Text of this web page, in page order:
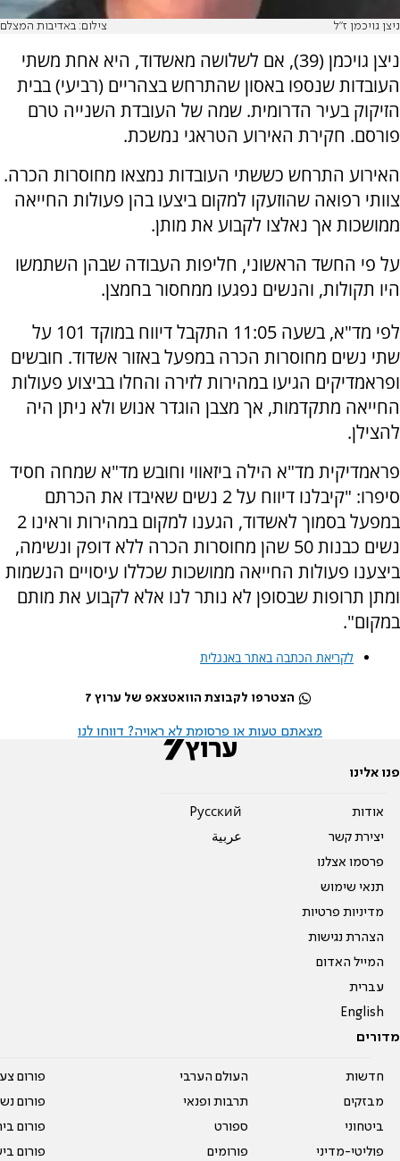
ניצן גויכמן ז"ל צילום: באדיבות המצלם
ניצן גויכמן (39), אם לשלושה מאשדוד, היא אחת משתי
העובדות שנספו באסון שהתרחש בצהריים (רביעי) בבית
הזיקוק בעיר הדרומית. שמה של העובדת השנייה טרם
פורסם. חקירת האירוע הטראגי נמשכת.
האירוע התרחש כששתי העובדות נמצאו מחוסרות הכרה.
צוותי רפואה שהוזעקו למקום ביצעו בהן פעולות החייאה
ממושכות אך נאלצו לקבוע את מותן.
על פי החשד הראשוני, חליפות העבודה שבהן השתמשו
היו תקולות, והנשים נפגעו ממחסור בחמצן.
לפי מד"א, בשעה 11:05 התקבל דיווח במוקד 101 על
שתי נשים מחוסרות הכרה במפעל באזור אשדוד. חובשים
ופראמדיקים הגיעו במהירות לזירה והחלו בביצוע פעולות
החייאה מתקדמות, אך מצבן הוגדר אנוש ולא ניתן היה
להצילן.
פראמדיקית מד"א הילה ביזאווי וחובש מד"א שמחה חסיד
סיפרו: "קיבלנו דיווח על 2 נשים שאיבדו את הכרתם
במפעל בסמוך לאשדוד, הגענו למקום במהירות וראינו 2
נשים כבנות 50 שהן מחוסרות הכרה ללא דופק ונשימה,
ביצענו פעולות החייאה ממושכות שכללו עיסויים הנשמות
ומתן תרופות שבסופן לא נותר לנו אלא לקבוע את מותם
במקום".
לקריאת הכתבה באתר באנגלית
הצטרפו לקבוצת הוואטצאפ של ערוץ 7
מצאתם טעות או פרסומת לא ראויה? דווחו לנו
פנו אלינו
אודות
יצירת קשר
פרסמו אצלנו
תנאי שימוש
מדיניות פרטיות
הצהרת נגישות
המייל האדום
עברית
English
Pусский
عربية
מדורים
חדשות
מבזקים
ביטחוני
פוליטי-מדיני
העולם הערבי
תרבות ופנאי
ספורט
פורומים
פורום
פורום
פורום
פורום